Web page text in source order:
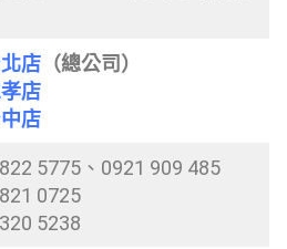
店 （總公司）
店
店
5775、0921 909 485
0725
5238